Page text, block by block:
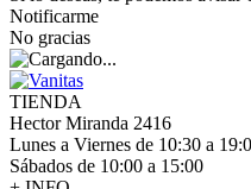
Notificarme
No gracias
TIENDA
Hector Miranda 2416
Lunes a Viernes de 10:30 a
Sábados de 10:00 a 15:00